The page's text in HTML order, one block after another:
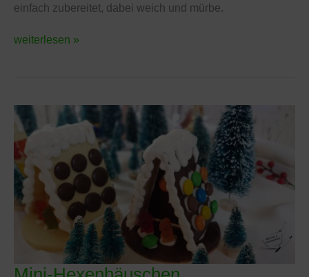
einfach zubereitet, dabei weich und mürbe.
weiterlesen »
Mini-